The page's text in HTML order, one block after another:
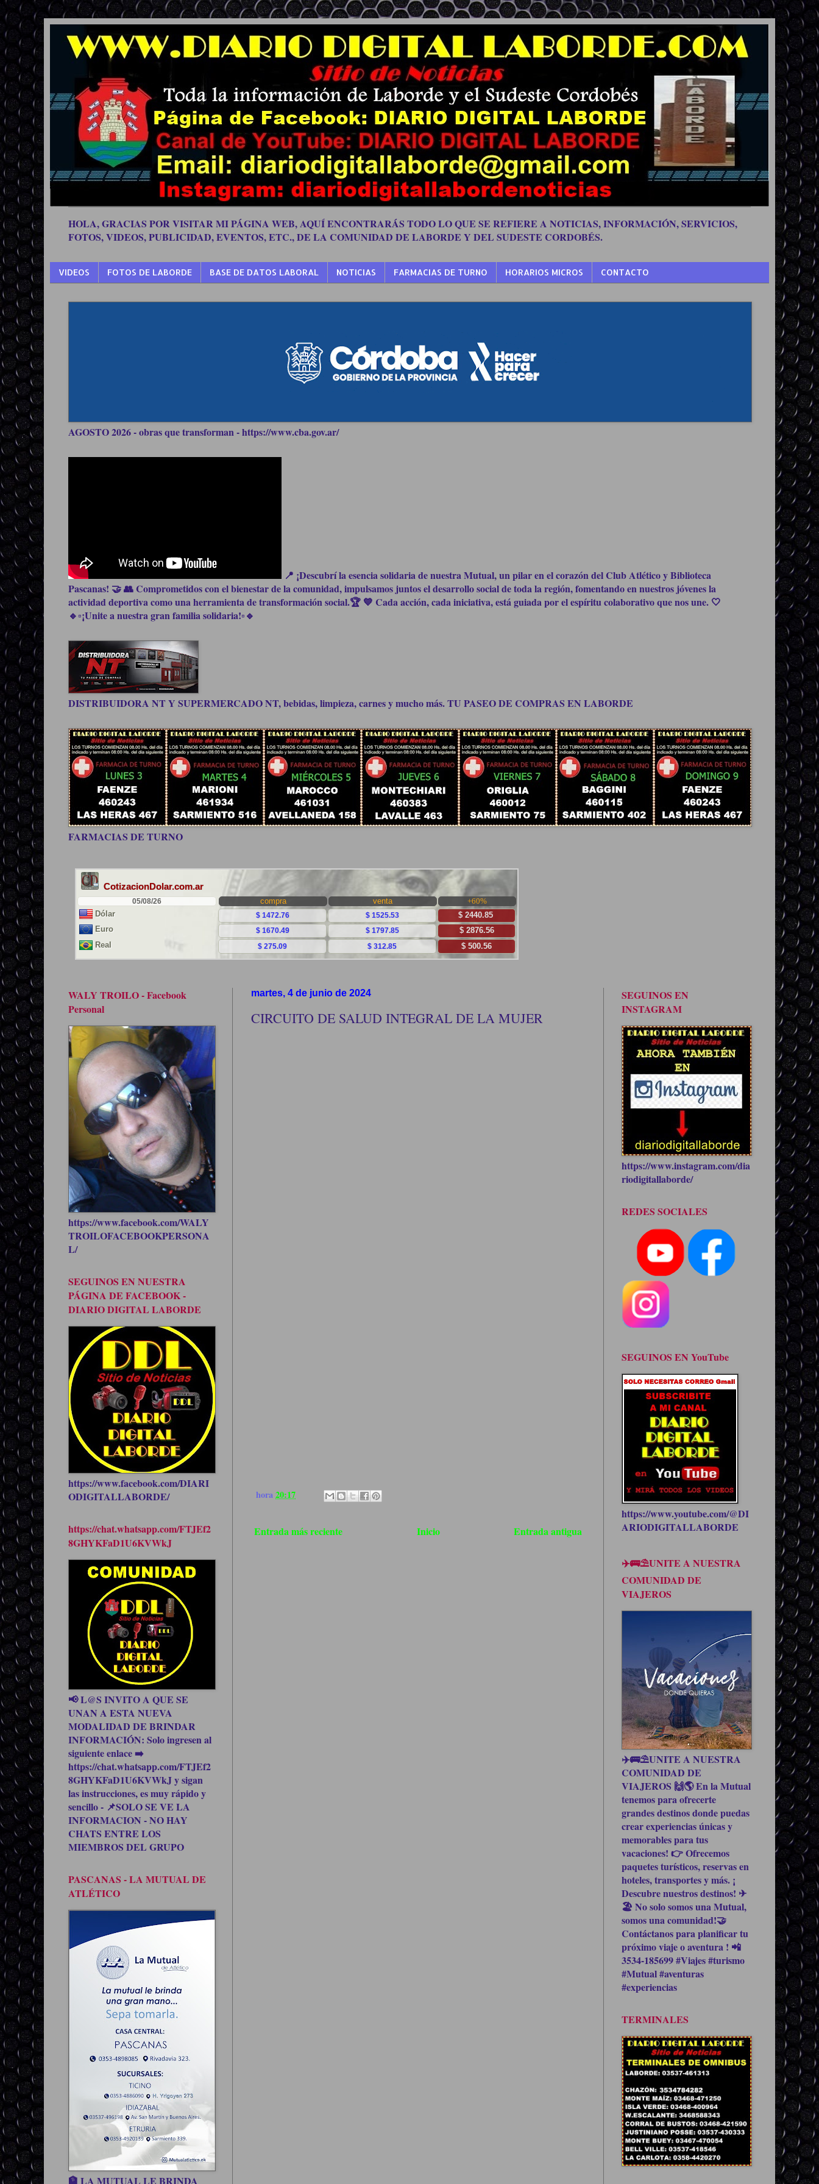
HOLA, GRACIAS POR VISITAR MI PÁGINA WEB, AQUÍ ENCONTRARÁS TODO LO QUE SE REFIERE A NOTICIAS, INFORMACIÓN, SERVICIOS,
FOTOS, VIDEOS, PUBLICIDAD, EVENTOS, ETC., DE LA COMUNIDAD DE LABORDE Y DEL SUDESTE CORDOBÉS.
VIDEOS FOTOS DE LABORDE BASE DE DATOS LABORAL NOTICIAS FARMACIAS DE TURNO HORARIOS MICROS CONTACTO
AGOSTO 2026 - obras que transforman - https://www.cba.gov.ar/
📍 ¡Descubrí la esencia solidaria de nuestra Mutual, un pilar en el corazón del Club Atlético y Biblioteca
Pascanas! 🤝 👥 Comprometidos con el bienestar de la comunidad, impulsamos juntos el desarrollo social de toda la región, fomentando en nuestros jóvenes la
actividad deportiva como una herramienta de transformación social.🏆 💙 Cada acción, cada iniciativa, está guiada por el espíritu colaborativo que nos une. 🤍
🔹▫️¡Unite a nuestra gran familia solidaria!▫️🔹
DISTRIBUIDORA NT Y SUPERMERCADO NT, bebidas, limpieza, carnes y mucho más. TU PASEO DE COMPRAS EN LABORDE
FARMACIAS DE TURNO
martes, 4 de junio de 2024
CIRCUITO DE SALUD INTEGRAL DE LA MUJER
hora20:17
Entrada más reciente Entrada antigua
Inicio
WALY TROILO - Facebook
Personal
https://www.facebook.com/WALY
TROILOFACEBOOKPERSONA
L/
SEGUINOS EN NUESTRA
PÁGINA DE FACEBOOK -
DIARIO DIGITAL LABORDE
https://www.facebook.com/DIARI
ODIGITALLABORDE/
https://chat.whatsapp.com/FTJEf2
8GHYKFaD1U6KVWkJ
📢 L@S INVITO A QUE SE
UNAN A ESTA NUEVA
MODALIDAD DE BRINDAR
INFORMACIÓN: Solo ingresen al
siguiente enlace ➡️
https://chat.whatsapp.com/FTJEf2
8GHYKFaD1U6KVWkJ y sigan
las instrucciones, es muy rápido y
sencillo - 📌SOLO SE VE LA
INFORMACION - NO HAY
CHATS ENTRE LOS
MIEMBROS DEL GRUPO
PASCANAS - LA MUTUAL DE
ATLÉTICO
🏦 LA MUTUAL LE BRINDA
SEGUINOS EN
INSTAGRAM
https://www.instagram.com/dia
riodigitallaborde/
REDES SOCIALES
SEGUINOS EN YouTube
https://www.youtube.com/@DI
ARIODIGITALLABORDE
✈️🚌⛱UNITE A NUESTRA
COMUNIDAD DE
VIAJEROS
✈️🚌⛱UNITE A NUESTRA
COMUNIDAD DE
VIAJEROS 🙌🌎 En la Mutual
tenemos para ofrecerte
grandes destinos donde puedas
crear experiencias únicas y
memorables para tus
vacaciones! 👉 Ofrecemos
paquetes turísticos, reservas en
hoteles, transportes y más. ¡
Descubre nuestros destinos! ✈
🏖 No solo somos una Mutual,
somos una comunidad!🤝
Contáctanos para planificar tu
próximo viaje o aventura ! 📲
3534-185699 #Viajes #turismo
#Mutual #aventuras
#experiencias
TERMINALES